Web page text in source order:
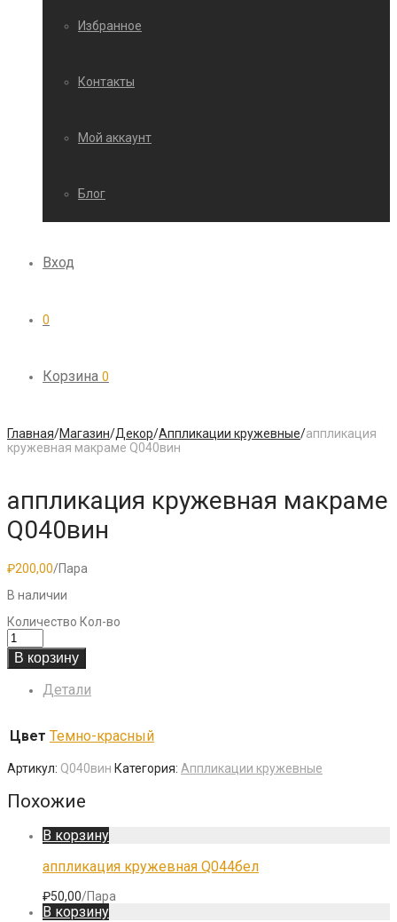
Избранное
Контакты
Мой аккаунт
Блог
Вход
0
Корзина 0
Главная/Магазин/Декор/Аппликации кружевные/аппликация
кружевная макраме Q040вин
аппликация кружевная макраме
Q040вин
₽200,00/Пара
В наличии
Количество Кол-во
В корзину
Детали
Цвет Темно-красный
Артикул: Q040вин Категория: Аппликации кружевные
Похожие
В корзину
аппликация кружевная Q044бел
₽50,00/Пара
В корзину